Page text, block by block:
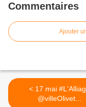
Commentaires
Ajouter
< 17 mai #L'Alliage
@villeOlivet...